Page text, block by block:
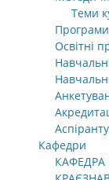
Теми
Програми
Освітні
Кафедри
КАФЕДРА